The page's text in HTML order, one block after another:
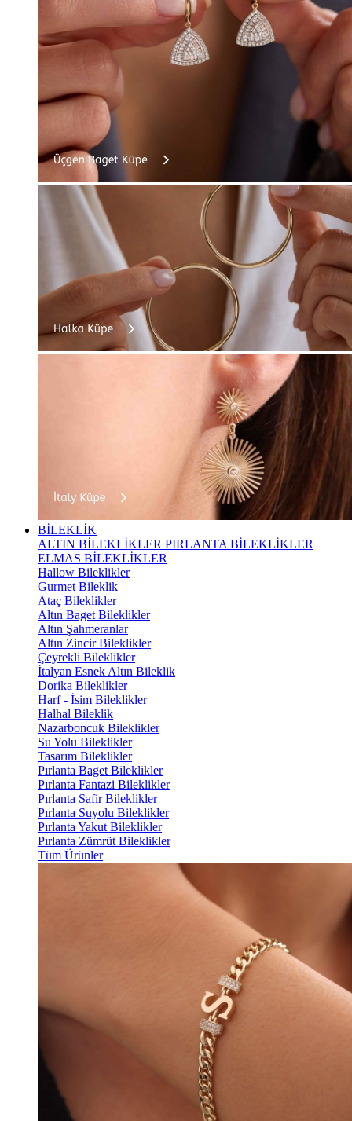
BİLEKLİK
ALTIN BİLEKLİKLER PIRLANTA BİLEKLİKLER
ELMAS BİLEKLİKLER
Hallow Bileklikler
Gurmet Bileklik
Ataç Bileklikler
Altın Baget Bileklikler
Altın Şahmeranlar
Altın Zincir Bileklikler
Çeyrekli Bileklikler
İtalyan Esnek Altın Bileklik
Dorika Bileklikler
Harf - İsim Bileklikler
Halhal Bileklik
Nazarboncuk Bileklikler
Su Yolu Bileklikler
Tasarım Bileklikler
Pırlanta Baget Bileklikler
Pırlanta Fantazi Bileklikler
Pırlanta Safir Bileklikler
Pırlanta Suyolu Bileklikler
Pırlanta Yakut Bileklikler
Pırlanta Zümrüt Bileklikler
Tüm Ürünler